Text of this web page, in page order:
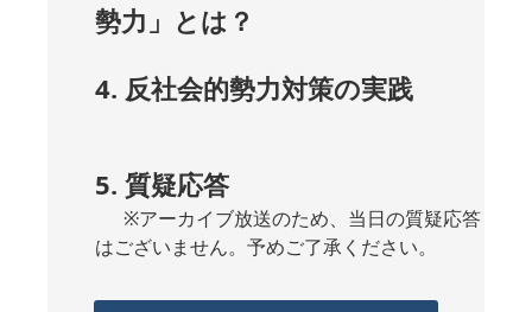
勢力」とは？ ​
4. 反社会的勢力対策の実践
5. 質疑応答
※アーカイブ放送のため、当日の質疑応答
はございません。予めご了承ください。